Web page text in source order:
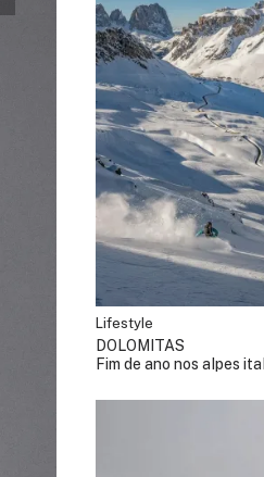
Lifestyle
DOLOMITAS
Fim de ano nos alpes